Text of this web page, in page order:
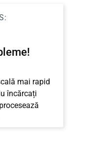
mai rapid
încărcați